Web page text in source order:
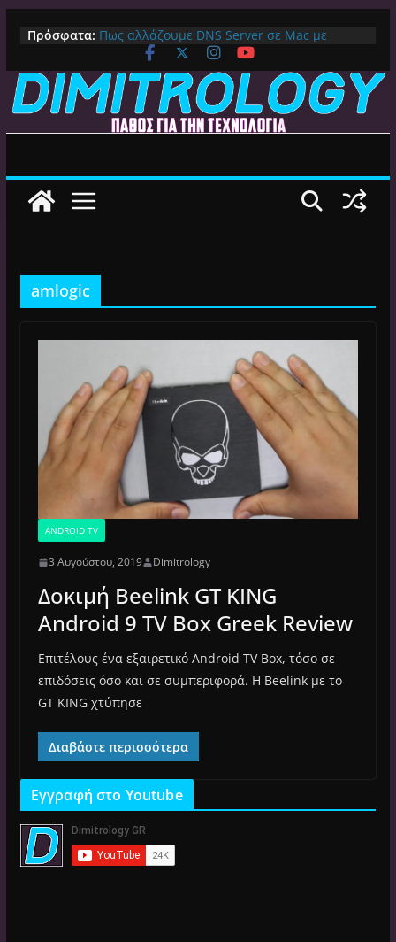
περιεχόμενο
Πρόσφατα: Πως αλλάζουμε DNS Server σε Mac με
MacOS Ventura (Macbook, Mac Mini, iMac,
κλπ)
IPVanish Προσφορά: 83% Έκπτωση στο
Premium VPN – Δες γιατί αξίζει
Alive GR Kodi: Γιατί Δεν Λειτουργεί Πλέον το
Android TV | CX File Explorer, Καθαρισμός
Ο Καλύτερος Launcher για Android TV /
amlogic
ANDROID TV
3 Αυγούστου, 2019 Dimitrology
Δοκιμή Beelink GT KING
Android 9 TV Box Greek Review
Επιτέλους ένα εξαιρετικό Android TV Box, τόσο σε
επιδόσεις όσο και σε συμπεριφορά. H Beelink με το
GT KING χτύπησε
Διαβάστε περισσότερα
Εγγραφή στο Youtube